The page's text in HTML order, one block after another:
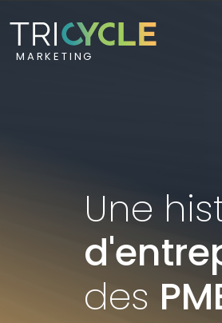
MARKETING
MARKETING
Une
des